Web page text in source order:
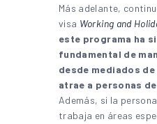
Más adelante,
visa Working and
este programa ha
fundamental de
desde mediados de
atrae a personas
Además, si la
trabaja en áreas